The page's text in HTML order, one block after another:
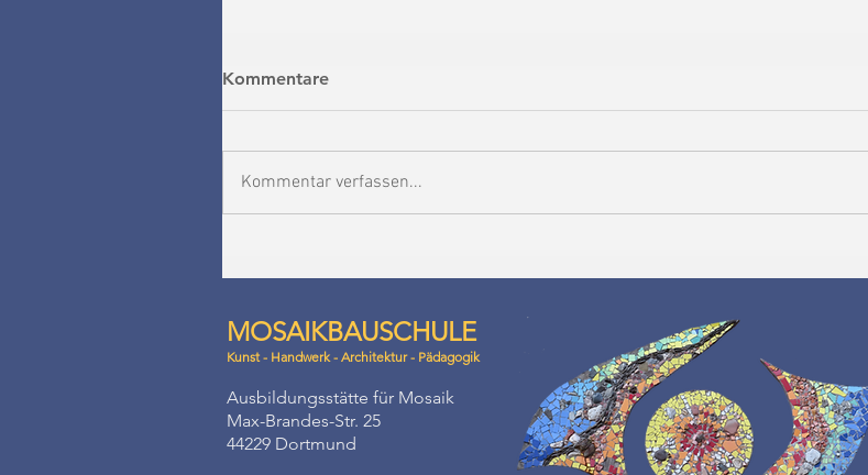
Kommentare
Kommentar verfassen...
MOSAIKBAUSCHULE
Kunst - Handwerk - Architektur - Pädagogik
Ausbildungsstätte für Mosaik
Max-Brandes-Str. 25
44229 Dortmund